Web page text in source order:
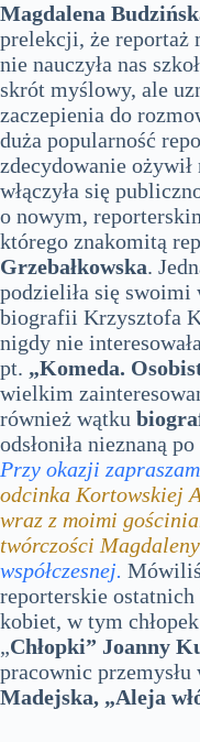
Magdalena
prelekcji, że reportaż
nie nauczyła nas
skrót myślowy, ale
zaczepienia do
duża popularność
zdecydowanie
włączyła się
o nowym,
którego znakomitą
Grzebałkowska.
podzieliła się swoimi
biografii Krzysztofa
nigdy nie
pt. „Komeda.
wielkim
również wątku
odsłoniła nieznaną
Przy okazji
odcinka Kortowskiej
wraz z moimi
twórczości
współczesnej.
reporterskie
kobiet, w tym
„Chłopki” Joanny
pracownic przemysłu
Madejska, „Aleja